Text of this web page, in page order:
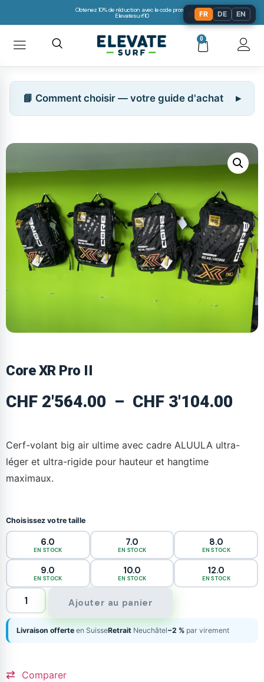
Obtenez 10% de réduction avec le code promo:
Elevatesurf10
0
📘 Comment choisir — votre guide d'achat
Core XR Pro II
CHF 2'564.00 – CHF 3'104.00
Cerf-volant big air ultime avec cadre ALUULA ultra-
léger et ultra-rigide pour hauteur et hangtime
maximaux.
Choisissez votre taille
6.0
EN STOCK
7.0
EN STOCK
8.0
EN STOCK
9.0
EN STOCK
10.0
EN STOCK
12.0
EN STOCK
Ajouter au panier
Livraison offerte en SuisseRetrait Neuchâtel−2 % par virement
Comparer
FR DE EN